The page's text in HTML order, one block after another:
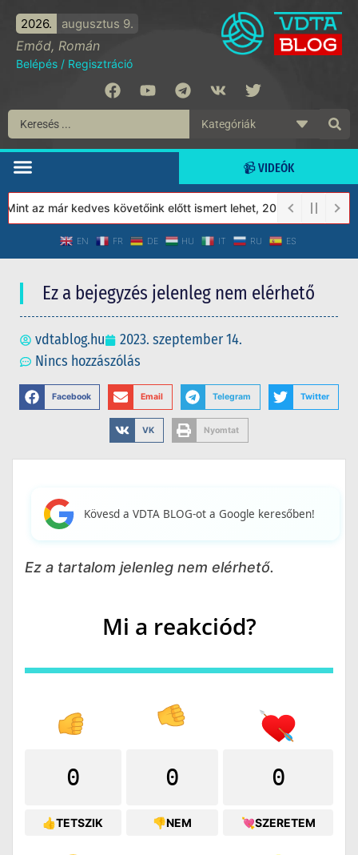
2026. augusztus 9.
Emőd, Román
Belépés / Regisztráció
📹 VIDEÓK
az már kedves követőink előtt ismert lehet, 2023-tól a Védett
EN FR DE HU IT RU ES
Ez a bejegyzés jelenleg nem elérhető
vdtablog.hu
2023. szeptember 14.
Nincs hozzászólás
Facebook Email Telegram Twitter
VK Nyomtat
Kövesd a VDTA BLOG-ot a Google keresőben!
Ez a tartalom jelenleg nem elérhető.
Mi a reakciód?
0
👍TETSZIK
0
👎NEM
0
💘SZERETEM